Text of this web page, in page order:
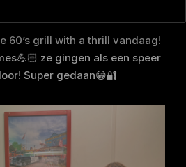
60’s grill with a thrill vandaag!
ze gingen als een speer
Super gedaan😁🔐